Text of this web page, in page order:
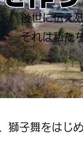
後世に伝え
それは私た
獅子舞をはじ